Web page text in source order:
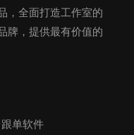
，全面打造工作室的
牌，提供最有价值的
单软件